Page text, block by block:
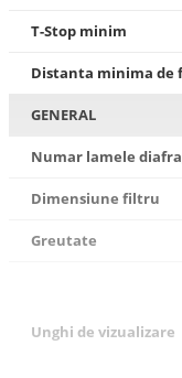
T-Stop minim
Distanta minima de
GENERAL
Numar lamele
Dimensiune filtru
Greutate
Unghi de vizualizare